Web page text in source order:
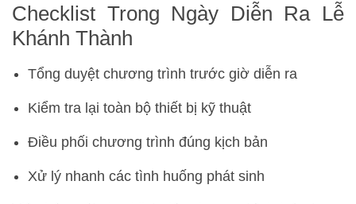
Checklist Trong Ngày Diễn Ra Lễ
Khánh Thành
Tổng duyệt chương trình trước giờ diễn ra
Kiểm tra lại toàn bộ thiết bị kỹ thuật
Điều phối chương trình đúng kịch bản
Xử lý nhanh các tình huống phát sinh